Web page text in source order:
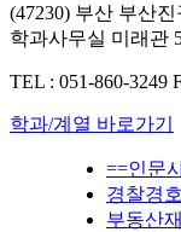
(47230) 부산 부산
학과사무실 미래관
TEL : 051-860-3249
학과/계열 바로가기
==인문
경찰경
부동산